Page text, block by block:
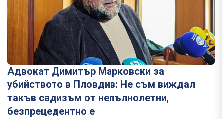
Адвокат Димитър Марковски за
убийството в Пловдив: Не съм виждал
такъв садизъм от непълнолетни,
безпрецедентно е